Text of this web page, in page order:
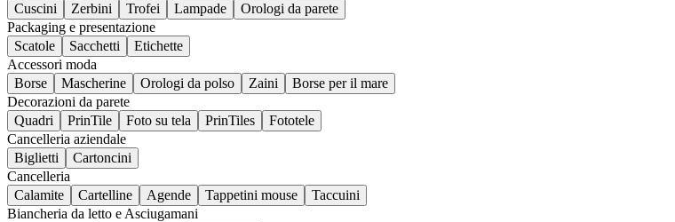
Cuscini
Zerbini Trofei Lampade
Orologi da parete
Packaging e presentazione
Scatole
Sacchetti
Etichette
Accessori moda
Borse
Mascherine Orologi da polso Zaini
Borse per il mare
Decorazioni da parete
Quadri
PrinTile Foto su tela PrinTiles
Fototele
Cancelleria aziendale
Biglietti
Cartoncini
Cancelleria
Calamite
Cartelline Agende Tappetini mouse
Taccuini
Biancheria da letto e Asciugamani